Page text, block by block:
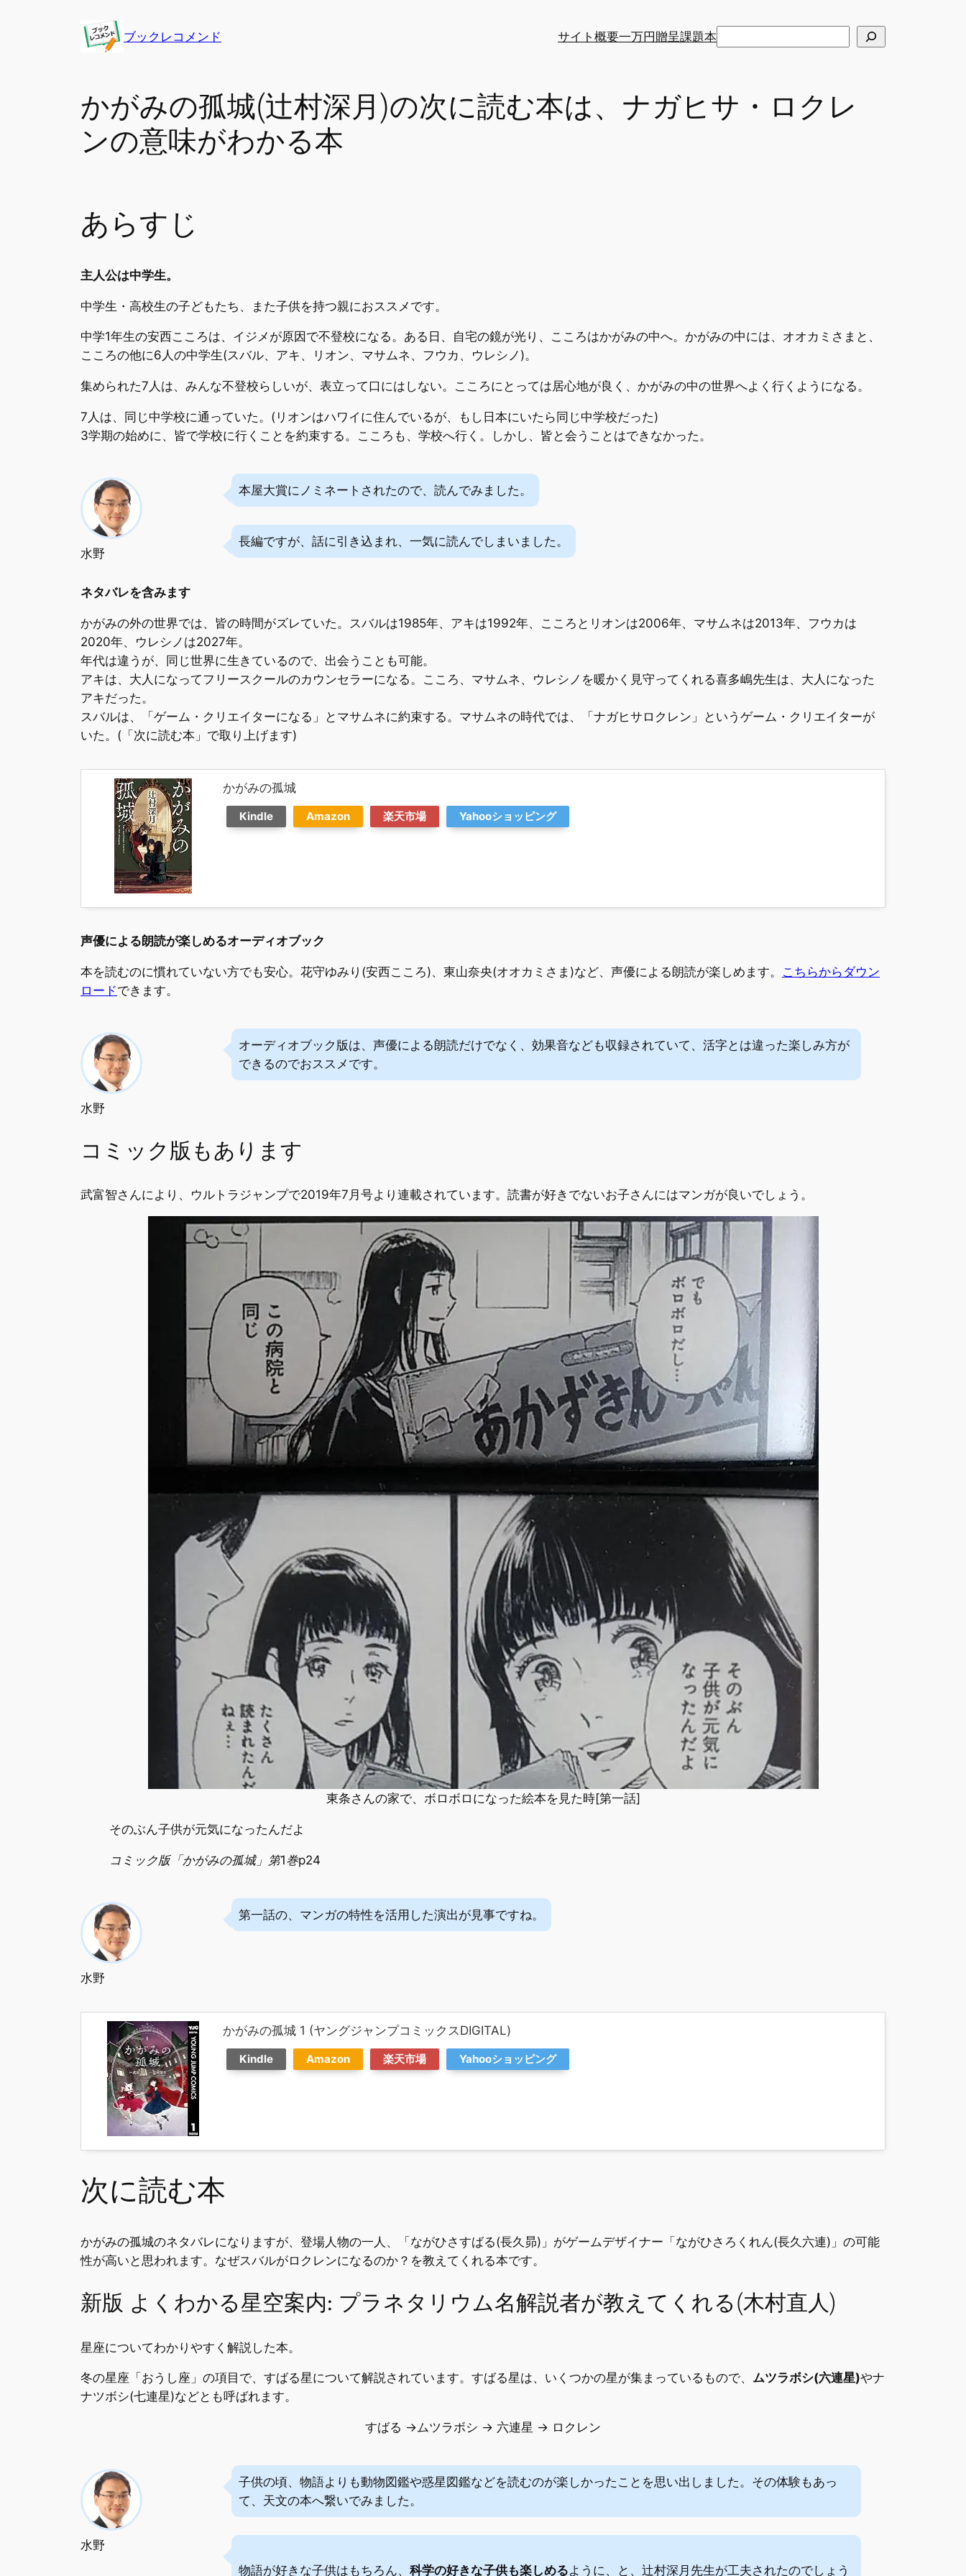
ブックレコメンド サイト概要一万円贈呈課題本
かがみの孤城(辻村深月)の次に読む本は、ナガヒサ・ロクレ
ンの意味がわかる本
あらすじ
主人公は中学生。
中学生・高校生の子どもたち、また子供を持つ親におススメです。
中学1年生の安西こころは、イジメが原因で不登校になる。ある日、自宅の鏡が光り、こころはかがみの中へ。かがみの中には、オオカミさまと、
こころの他に6人の中学生(スバル、アキ、リオン、マサムネ、フウカ、ウレシノ)。
集められた7人は、みんな不登校らしいが、表立って口にはしない。こころにとっては居心地が良く、かがみの中の世界へよく行くようになる。
7人は、同じ中学校に通っていた。(リオンはハワイに住んでいるが、もし日本にいたら同じ中学校だった)
3学期の始めに、皆で学校に行くことを約束する。こころも、学校へ行く。しかし、皆と会うことはできなかった。
水野
本屋大賞にノミネートされたので、読んでみました。
長編ですが、話に引き込まれ、一気に読んでしまいました。
ネタバレを含みます
かがみの外の世界では、皆の時間がズレていた。スバルは1985年、アキは1992年、こころとリオンは2006年、マサムネは2013年、フウカは
2020年、ウレシノは2027年。
年代は違うが、同じ世界に生きているので、出会うことも可能。
アキは、大人になってフリースクールのカウンセラーになる。こころ、マサムネ、ウレシノを暖かく見守ってくれる喜多嶋先生は、大人になった
アキだった。
スバルは、「ゲーム・クリエイターになる」とマサムネに約束する。マサムネの時代では、「ナガヒサロクレン」というゲーム・クリエイターが
いた。(「次に読む本」で取り上げます)
かがみの孤城
Kindle Amazon 楽天市場 Yahooショッピング
声優による朗読が楽しめるオーディオブック
本を読むのに慣れていない方でも安心。花守ゆみり(安西こころ)、東山奈央(オオカミさま)など、声優による朗読が楽しめます。 こちらからダウン
ロードできます。
水野
オーディオブック版は、声優による朗読だけでなく、効果音なども収録されていて、活字とは違った楽しみ方が
できるのでおススメです。
コミック版もあります
武富智さんにより、ウルトラジャンプで2019年7月号より連載されています。読書が好きでないお子さんにはマンガが良いでしょう。
東条さんの家で、ボロボロになった絵本を見た時[第一話]
そのぶん子供が元気になったんだよ
コミック版「かがみの孤城」第1巻p24
水野
第一話の、マンガの特性を活用した演出が見事ですね。
かがみの孤城 1 (ヤングジャンプコミックスDIGITAL)
Kindle Amazon 楽天市場 Yahooショッピング
次に読む本
かがみの孤城のネタバレになりますが、登場人物の一人、「ながひさすばる(長久昴)」がゲームデザイナー「ながひさろくれん(長久六連)」の可能
性が高いと思われます。なぜスバルがロクレンになるのか？を教えてくれる本です。
新版 よくわかる星空案内: プラネタリウム名解説者が教えてくれる(木村直人)
星座についてわかりやすく解説した本。
冬の星座「おうし座」の項目で、すばる星について解説されています。すばる星は、いくつかの星が集まっているもので、 ムツラボシ(六連星)やナ
ナツボシ(七連星)などとも呼ばれます。
すばる →ムツラボシ → 六連星 → ロクレン
水野
子供の頃、物語よりも動物図鑑や惑星図鑑などを読むのが楽しかったことを思い出しました。その体験もあっ
て、天文の本へ繋いでみました。
物語が好きな子供はもちろん、科学の好きな子供も楽しめるように、と、辻村深月先生が工夫されたのでしょう